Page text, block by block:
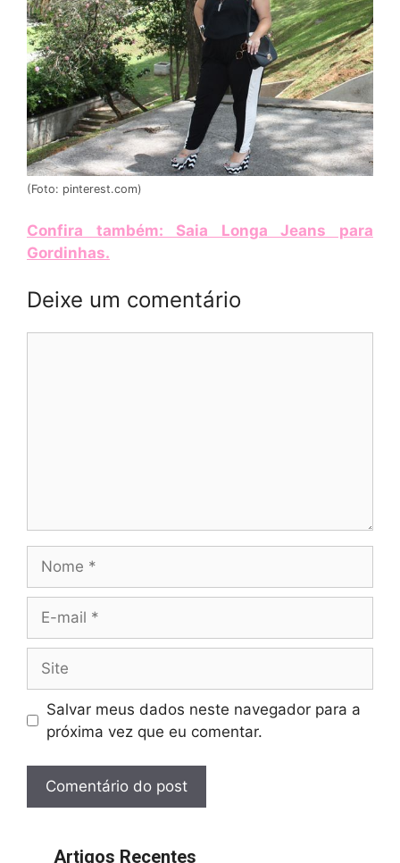
(Foto: pinterest.com)
Confira também: Saia Longa Jeans para
Gordinhas.
Deixe um comentário
mail
Salvar meus dados neste navegador para a
próxima vez que eu comentar.
Artigos Recentes